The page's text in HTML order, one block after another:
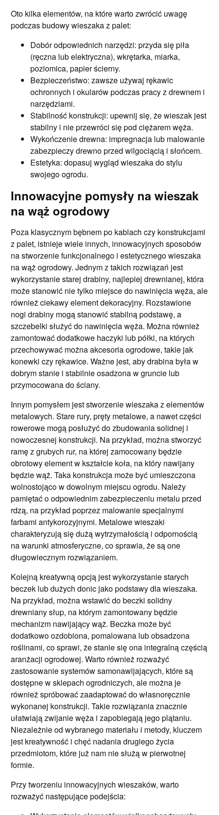
Oto kilka elementów, na które warto zwrócić uwagę
podczas budowy wieszaka z palet:
Dobór odpowiednich narzędzi: przyda się piła
(ręczna lub elektryczna), wkrętarka, miarka,
poziomica, papier ścierny.
Bezpieczeństwo: zawsze używaj rękawic
ochronnych i okularów podczas pracy z drewnem i
narzędziami.
Stabilność konstrukcji: upewnij się, że wieszak jest
stabilny i nie przewróci się pod ciężarem węża.
Wykończenie drewna: impregnacja lub malowanie
zabezpieczy drewno przed wilgociącią i słońcem.
Estetyka: dopasuj wygląd wieszaka do stylu
swojego ogrodu.
Innowacyjne pomysły na wieszak
na wąż ogrodowy
Poza klasycznym bębnem po kablach czy konstrukcjami
z palet, istnieje wiele innych, innowacyjnych sposobów
na stworzenie funkcjonalnego i estetycznego wieszaka
na wąż ogrodowy. Jednym z takich rozwiązań jest
wykorzystanie starej drabiny, najlepiej drewnianej, która
może stanowić nie tylko miejsce do nawinięcia węża, ale
również ciekawy element dekoracyjny. Rozstawione
nogi drabiny mogą stanowić stabilną podstawę, a
szczebelki służyć do nawinięcia węża. Można również
zamontować dodatkowe haczyki lub półki, na których
przechowywać można akcesoria ogrodowe, takie jak
konewki czy rękawice. Ważne jest, aby drabina była w
dobrym stanie i stabilnie osadzona w gruncie lub
przymocowana do ściany.
Innym pomysłem jest stworzenie wieszaka z elementów
metalowych. Stare rury, pręty metalowe, a nawet części
rowerowe mogą posłużyć do zbudowania solidnej i
nowoczesnej konstrukcji. Na przykład, można stworzyć
ramę z grubych rur, na której zamocowany będzie
obrotowy element w kształcie koła, na który nawijany
będzie wąż. Taka konstrukcja może być umieszczona
wolnostojąco w dowolnym miejscu ogrodu. Należy
pamiętać o odpowiednim zabezpieczeniu metalu przed
rdzą, na przykład poprzez malowanie specjalnymi
farbami antykorozyjnymi. Metalowe wieszaki
charakteryzują się dużą wytrzymałością i odpornością
na warunki atmosferyczne, co sprawia, że są one
długowiecznym rozwiązaniem.
Kolejną kreatywną opcją jest wykorzystanie starych
beczek lub dużych donic jako podstawy dla wieszaka.
Na przykład, można wstawić do beczki solidny
drewniany słup, na którym zamontowany będzie
mechanizm nawijający wąż. Beczka może być
dodatkowo ozdobiona, pomalowana lub obsadzona
roślinami, co sprawi, że stanie się ona integralną częścią
aranżacji ogrodowej. Warto również rozważyć
zastosowanie systemów samonawijających, które są
dostępne w sklepach ogrodniczych, ale można je
również spróbować zaadaptować do własnoręcznie
wykonanej konstrukcji. Takie rozwiązania znacznie
ułatwiają zwijanie węża i zapobiegają jego plątaniu.
Niezależnie od wybranego materiału i metody, kluczem
jest kreatywność i chęć nadania drugiego życia
przedmiotom, które już nam nie służą w pierwotnej
formie.
Przy tworzeniu innowacyjnych wieszaków, warto
rozważyć następujące podejścia: